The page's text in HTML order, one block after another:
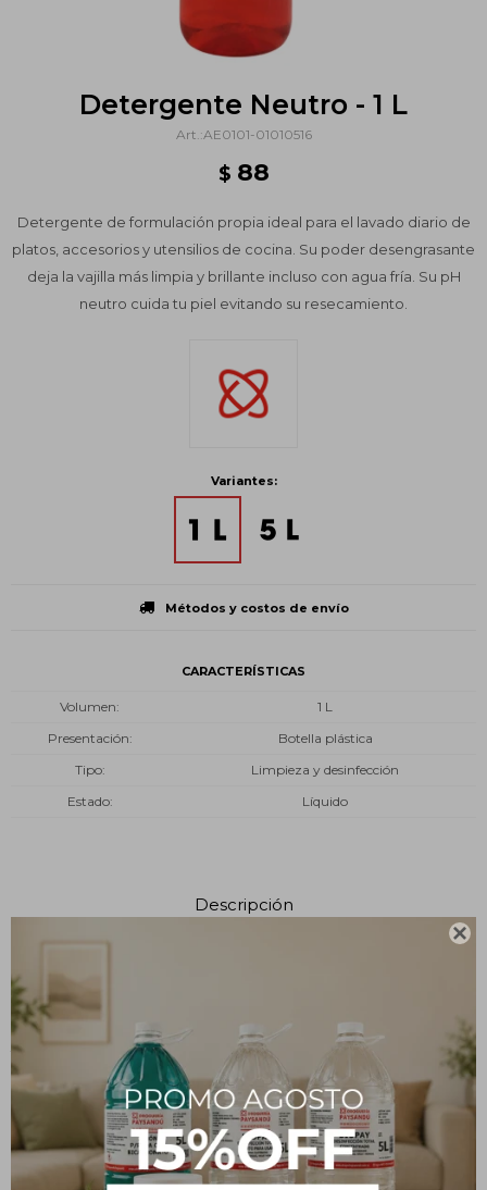

Detergente Neutro - 1 L
AE0101-01010516
$ 88
Detergente de formulación propia ideal para el lavado diario de
platos, accesorios y utensilios de cocina. Su poder desengrasante
deja la vajilla más limpia y brillante incluso con agua fría. Su pH
neutro cuida tu piel evitando su resecamiento.
Variantes:
Métodos y costos de envío
CARACTERÍSTICAS
Volumen
1 L
Presentación
Botella plástica
Tipo
Limpieza y desinfección
Estado
Líquido
Descripción
¿Qué es?
El detergente es una sustancia que posee propiedades
tensioactivas capaces de separar las impurezas de las vajillas y
remover las manchas de grasa provocadas por la comida.
La grasa se adhiere a los platos y los aceites son inmunes al agua,
se necesita la acción de un detergente para terminar con la grasa
de modo definitivo para dejar los platos limpios y brillantes.